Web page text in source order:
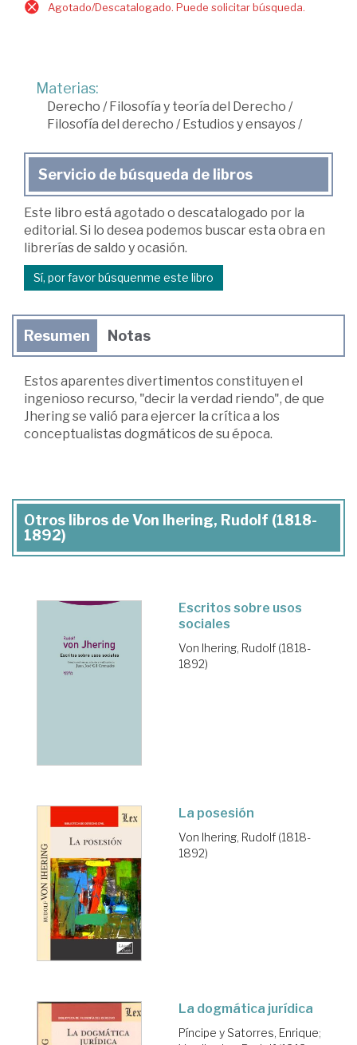
Agotado/Descatalogado. Puede solicitar búsqueda.
Materias:
Derecho / Filosofía y teoría del Derecho /
Filosofía del derecho / Estudios y ensayos/
Servicio de búsqueda de libros
Este libro está agotado o descatalogado por la
editorial. Si lo desea podemos buscar esta obra en
librerías de saldo y ocasión.
Sí, por favor búsquenme este libro
Resumen Notas
Estos aparentes divertimentos constituyen el
ingenioso recurso, "decir la verdad riendo", de que
Jhering se valió para ejercer la crítica a los
conceptualistas dogmáticos de su época.
Otros libros de Von Ihering, Rudolf (1818-
1892)
Escritos sobre usos
sociales
Von Ihering, Rudolf (1818-
1892)
La posesión
Von Ihering, Rudolf (1818-
1892)
La dogmática jurídica
Píncipe y Satorres, Enrique;